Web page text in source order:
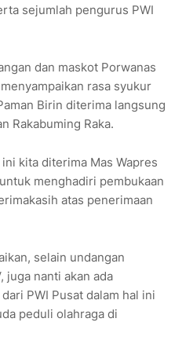
sejumlah pengurus PWI
dan maskot Porwanas
rasa syukur
Birin diterima langsung
Rakabuming Raka.
kita diterima Mas Wapres
menghadiri pembukaan
atas penerimaan
selain undangan
juga nanti akan ada
PWI Pusat dalam hal ini
peduli olahraga di